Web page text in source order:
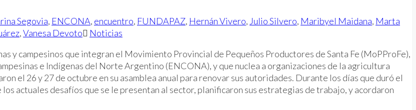
Segovia, ENCONA, encuentro, FUNDAPAZ, Hernán Vivero, Julio Silvero, Maribyel Maidana, Marta
,Vanesa Devoto
Noticias
y campesinos que integran el Movimiento Provincial de Pequeños Productores de Santa Fe (MoPProFe),
e Indígenas del Norte Argentino (ENCONA), y que nuclea a organizaciones de la agricultura
el 26 y 27 de octubre en su asamblea anual para renovar sus autoridades. Durante los días que duró el
actuales desafíos que se le presentan al sector, planificaron sus estrategias de trabajo, y acordaron